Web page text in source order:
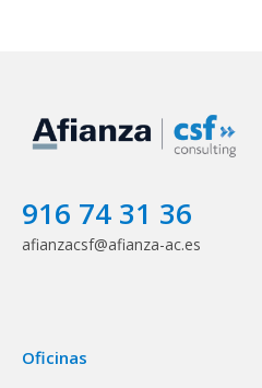
916 74 31 36
afianzacsf@afianza-ac.es
Oficinas